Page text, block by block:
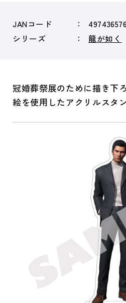
JANコード
シリーズ
龍が如く
冠婚葬祭展のために描き下
絵を使用したアクリルスタ